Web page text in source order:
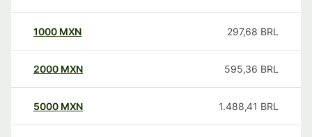
1000 MXN 297,68 BRL
2000 MXN 595,36 BRL
5000 MXN 1.488,41 BRL